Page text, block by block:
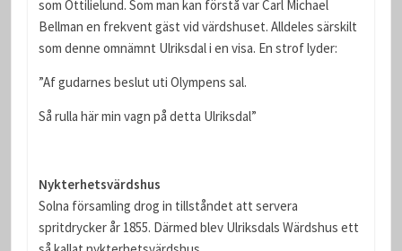
som Ottilielund. Som man kan förstå var Carl Michael
Bellman en frekvent gäst vid värdshuset. Alldeles särskilt
som denne omnämnt Ulriksdal i en visa. En strof lyder:
”Af gudarnes beslut uti Olympens sal.
Så rulla här min vagn på detta Ulriksdal”
Nykterhetsvärdshus
Solna församling drog in tillståndet att servera
spritdrycker år 1855. Därmed blev Ulriksdals Wärdshus ett